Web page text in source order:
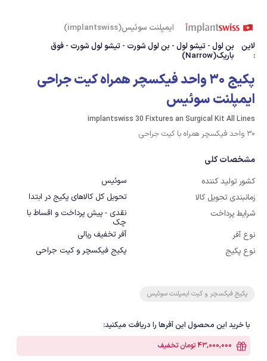
ایمپلنت سوئیس(implantswiss)
لاین
:
بن لول - تیشو لول - بن لول شورت - تیشو لول شورت - فوق
باریک(Narrow)
پکیج 30 واحد فیکسچر همراه کیت جراحی
ایمپلنت سوئیس
implantswiss 30 Fixtures an Surgical Kit All Lines
30 واحد فیکسچر همراه با کیت جراحی
مشخصات کلی
کشور تولید کننده
سوئیس
زمانبندی تحویل کالا
تحویل کل کالاهای پکیج در ابتدا
شرایط پرداخت
نقدی - پیش پرداخت و اقساط با
چک
نوع آفر
آفر تخفیف ریالی
نوع پکیج
پکیج فیکسچر و کیت جراحی
پکیج فیکسچر و کیت ایمپلنت سوئیس
با خرید این محصول این آفرها را دریافت میکنید:
43,000,000 تومان تخفیف